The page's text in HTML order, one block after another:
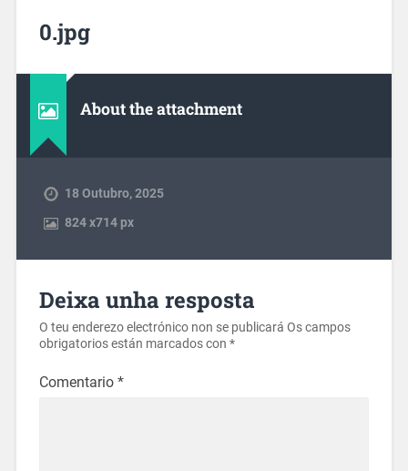
0.jpg
About the attachment
18 Outubro, 2025
824x714 px
Deixa unha resposta
O teu enderezo electrónico non se publicará Os campos
obrigatorios están marcados con *
Comentario *